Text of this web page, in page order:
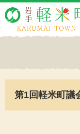
第1回軽米町議